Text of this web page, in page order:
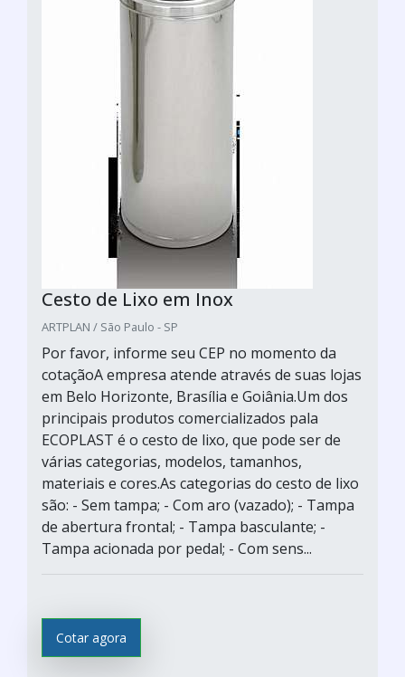
Cesto de Lixo em Inox
ARTPLAN / São Paulo - SP
Por favor, informe seu CEP no momento da
cotaçãoA empresa atende através de suas lojas
em Belo Horizonte, Brasília e Goiânia.Um dos
principais produtos comercializados pala
ECOPLAST é o cesto de lixo, que pode ser de
várias categorias, modelos, tamanhos,
materiais e cores.As categorias do cesto de lixo
são: - Sem tampa; - Com aro (vazado); - Tampa
de abertura frontal; - Tampa basculante; -
Tampa acionada por pedal; - Com sens...
Cotar agora